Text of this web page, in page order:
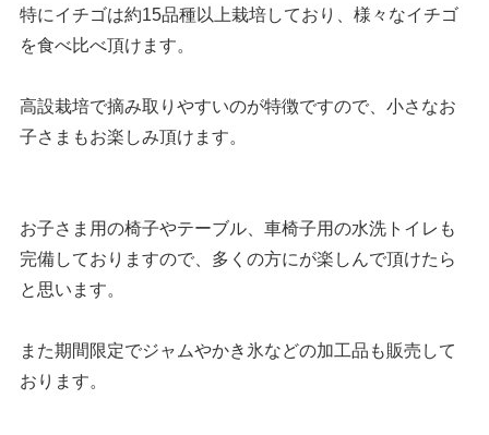
特にイチゴは約15品種以上栽培しており、様々なイチゴ
を食べ比べ頂けます。
高設栽培で摘み取りやすいのが特徴ですので、小さなお
子さまもお楽しみ頂けます。
お子さま用の椅子やテーブル、車椅子用の水洗トイレも
完備しておりますので、多くの方にが楽しんで頂けたら
と思います。
また期間限定でジャムやかき氷などの加工品も販売して
おります。